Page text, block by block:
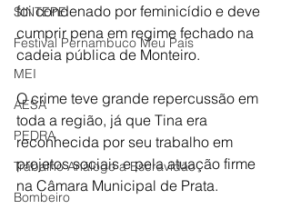
SINTEPE
Festival Pernambuco Meu País
MEI
AESA
PEDRA
Trabalho Análogo a Escravidão
Bombeiro
foi condenado por feminicídio e deve
cumprir pena em regime fechado na
cadeia pública de Monteiro.
O crime teve grande repercussão em
toda a região, já que Tina era
reconhecida por seu trabalho em
projetos sociais e pela atuação firme
na Câmara Municipal de Prata.